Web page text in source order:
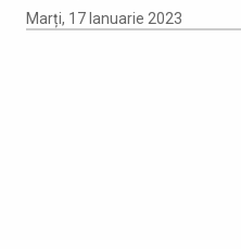
Marți, 17 Ianuarie 2023